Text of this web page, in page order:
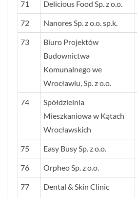
71 Delicious Food Sp. z o.o.
72 Nanores Sp. z o.o. sp.k.
73
Biuro Projektów
Budownictwa
Komunalnego we
Wrocławiu, Sp. z o.o.
74
Spółdzielnia
Mieszkaniowa w Kątach
Wrocławskich
75 Easy Busy Sp. z o.o.
76 Orpheo Sp. z o.o.
77
Dental & Skin Clinic